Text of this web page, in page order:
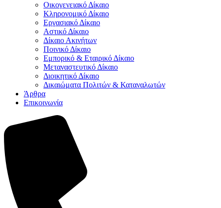
Οικογενειακό Δίκαιο
Κληρονομικό Δίκαιο
Εργασιακό Δίκαιο
Αστικό Δίκαιο
Δίκαιο Ακινήτων
Ποινικό Δίκαιο
Εμπορικό & Εταιρικό Δίκαιο
Μεταναστευτικό Δίκαιο
Διοικητικό Δίκαιο
Δικαιώματα Πολιτών & Καταναλωτών
Άρθρα
Επικοινωνία